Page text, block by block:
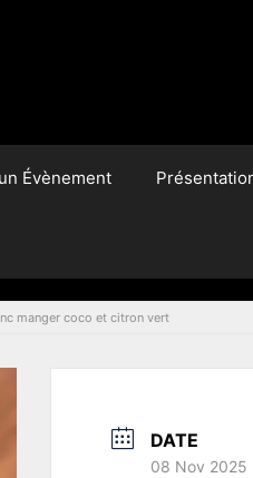
Évènement
manger coco et citron vert
DATE
08 Nov 2025